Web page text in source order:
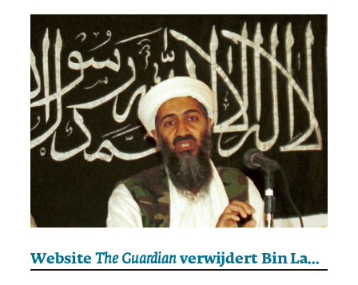
WebsiteThe Guardian verwijdert Bin Ladens ‘Brief aan Amerika’ na TikTok-hit